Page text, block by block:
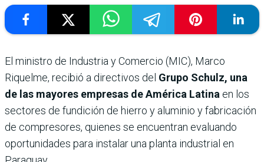
El ministro de Industria y Comercio (MIC), Marco
Riquelme, recibió a directivos del Grupo Schulz, una
de las mayores empresas de América Latina en los
sectores de fundición de hierro y aluminio y fabricación
de compresores, quienes se encuentran evaluando
oportunidades para instalar una planta industrial en